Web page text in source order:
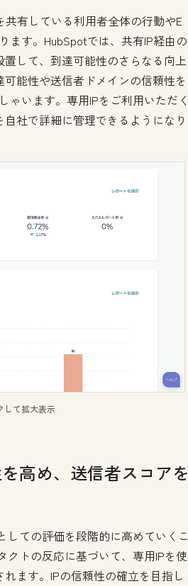
有している利用者全体の行動やE
ます。HubSpotでは、共有IP経由の
して、到達可能性のさらなる向上
能性や送信者ドメインの信頼性を
ゃいます。専用IPをご利用いただく
社で詳細に管理できるようになり
して拡大表示
高め、送信者スコアを
しての評価を段階的に高めていくこ
クトの反応に基づいて、専用IPを使
ます。IPの信頼性の確立を目指し